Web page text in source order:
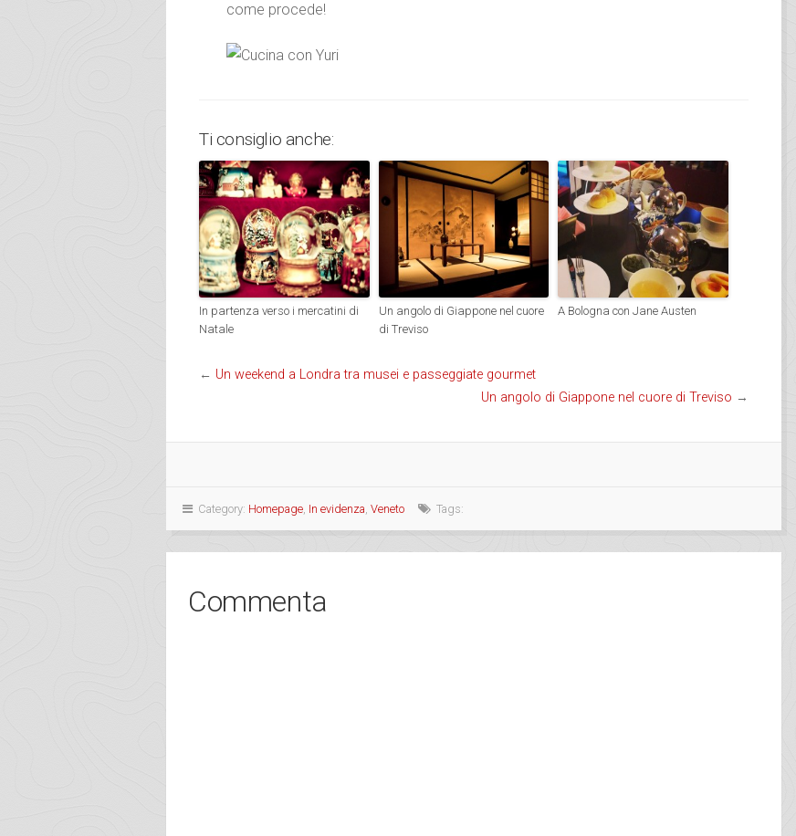
come procede!
Ti consiglio anche:
In partenza verso i mercatini di
Natale
Un angolo di Giappone nel cuore
di Treviso
A Bologna con Jane Austen
← Un weekend a Londra tra musei e passeggiate gourmet
Un angolo di Giappone nel cuore di Treviso →
Category: Homepage, In evidenza, Veneto Tags:
Commenta